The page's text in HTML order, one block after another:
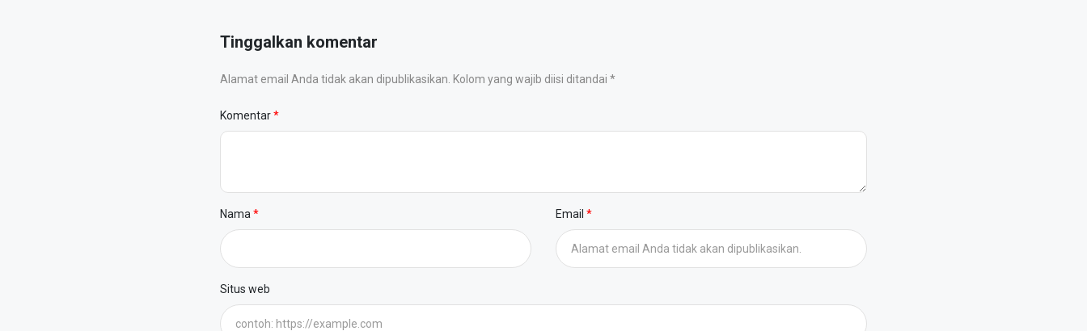
Tinggalkan komentar
Alamat email Anda tidak akan dipublikasikan. Kolom yang wajib diisi ditandai *
Komentar
Nama Email
Situs web